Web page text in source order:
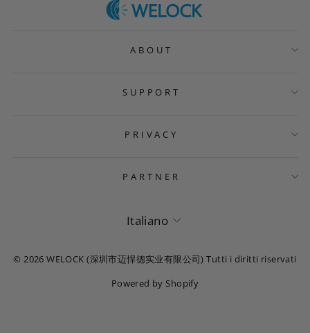
ABOUT
SUPPORT
PRIVACY
PARTNER
La lingua
Italiano
© 2026 WELOCK (深圳市迈悍德实业有限公司) Tutti i diritti riservati
Powered by Shopify